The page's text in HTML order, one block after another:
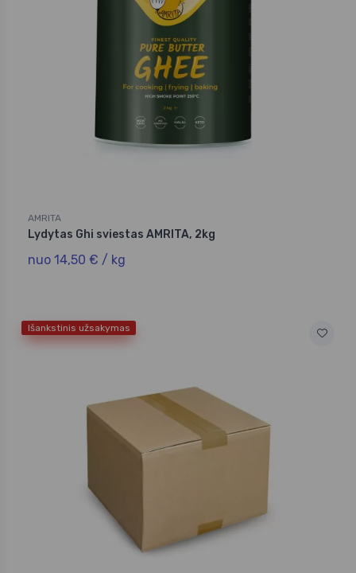
AMRITA
Lydytas Ghi sviestas AMRITA, 2kg
nuo 14,50 € / kg
Išankstinis užsakymas